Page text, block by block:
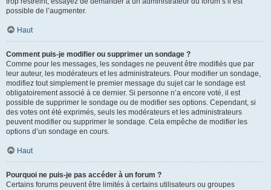
possible de l’augmenter.
Haut
Comment puis-je modifier ou supprimer un sondage ?
Comme pour les messages, les sondages ne peuvent être modifiés que par
leur auteur, les modérateurs et les administrateurs. Pour modifier un sondage,
modifiez tout simplement le premier message du sujet car le sondage est
obligatoirement associé à ce dernier. Si personne n’a encore voté, il est
possible de supprimer le sondage ou de modifier ses options. Cependant, si
des votes ont été exprimés, seuls les modérateurs et les administrateurs
peuvent modifier ou supprimer le sondage. Cela empêche de modifier les
options d’un sondage en cours.
Haut
Pourquoi ne puis-je pas accéder à un forum ?
Certains forums peuvent être limités à certains utilisateurs ou groupes